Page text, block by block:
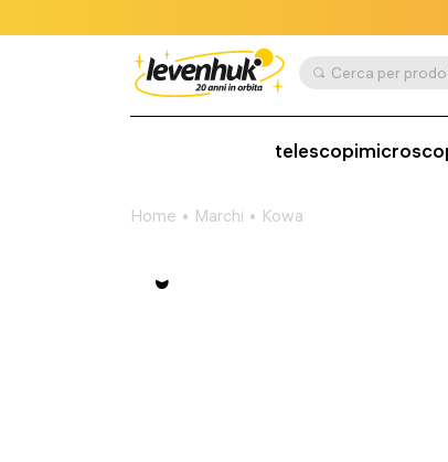
Cerca per
telescopi
Home Marchi Kowa